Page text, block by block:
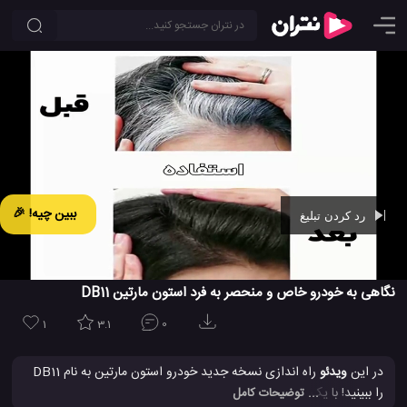
ببین چیه! 🎉
نگاهی به خودرو خاص و منحصر به فرد استون مارتین DB11
1 3.1 0
در اینویدئو
راه اندازی نسخه جدید خودرو استون مارتین به نام DB11
را ببینید! با یک استایل و ظاهر بسیار جالب و چشم گیر و همراه با یک
... توضیحات کامل